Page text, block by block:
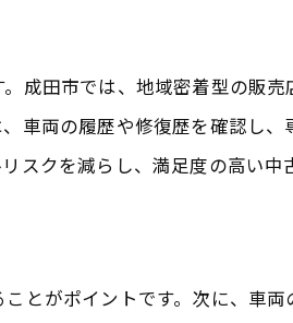
める選び方のコツ
れる中古車選びの流れ
選びの成田市流ポイント
える成田市の安心カーライフ
るオートオークション活用法
安心のカーライフづくり
成田市では、地域密着型の販
車両の履歴や修復歴を確認し
スクを減らし、満足度の高い中
とがポイントです。次に、車